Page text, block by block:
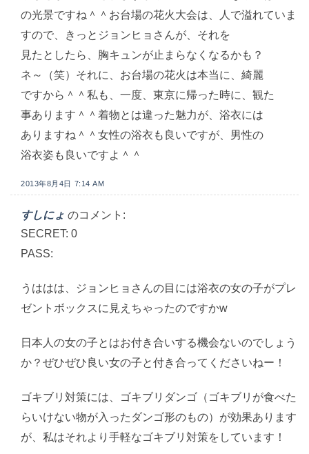
の光景ですね＾＾お台場の花火大会は、人で溢れていま
すので、きっとジョンヒョさんが、それを
見たとしたら、胸キュンが止まらなくなるかも？
ネ～（笑）それに、お台場の花火は本当に、綺麗
ですから＾＾私も、一度、東京に帰った時に、観た
事あります＾＾着物とは違った魅力が、浴衣には
ありますね＾＾女性の浴衣も良いですが、男性の
浴衣姿も良いですよ＾＾
2013年8月4日 7:14 AM
すしにょ のコメント:
SECRET: 0
PASS:
うははは、ジョンヒョさんの目には浴衣の女の子がプレ
ゼントボックスに見えちゃったのですかw
日本人の女の子とはお付き合いする機会ないのでしょう
か？ぜひぜひ良い女の子と付き合ってくださいねー！
ゴキブリ対策には、ゴキブリダンゴ（ゴキブリが食べた
らいけない物が入ったダンゴ形のもの）が効果あります
が、私はそれより手軽なゴキブリ対策をしています！